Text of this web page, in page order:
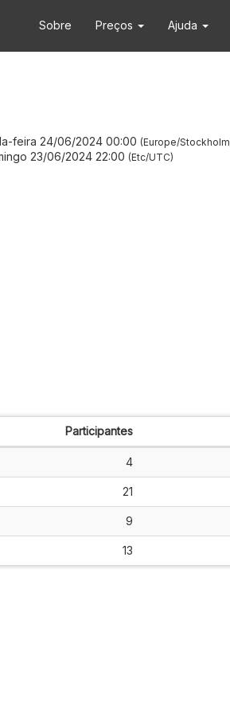
Sobre Preços Ajuda
feira 24/06/2024 00:00 Europe/Stockholm
23/06/2024 22:00 Etc/UTC
Participantes
4
21
9
13